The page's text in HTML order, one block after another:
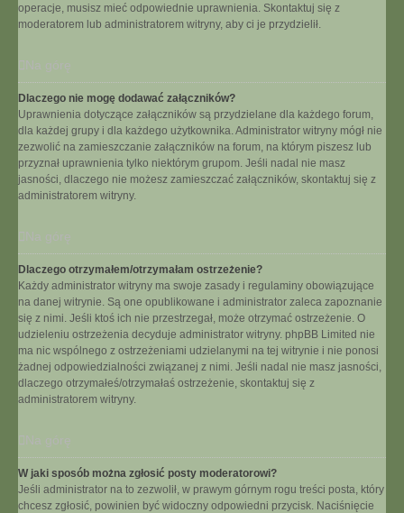
operacje, musisz mieć odpowiednie uprawnienia. Skontaktuj się z
moderatorem lub administratorem witryny, aby ci je przydzielił.
Na górę
Dlaczego nie mogę dodawać załączników?
Uprawnienia dotyczące załączników są przydzielane dla każdego forum,
dla każdej grupy i dla każdego użytkownika. Administrator witryny mógł nie
zezwolić na zamieszczanie załączników na forum, na którym piszesz lub
przyznał uprawnienia tylko niektórym grupom. Jeśli nadal nie masz
jasności, dlaczego nie możesz zamieszczać załączników, skontaktuj się z
administratorem witryny.
Na górę
Dlaczego otrzymałem/otrzymałam ostrzeżenie?
Każdy administrator witryny ma swoje zasady i regulaminy obowiązujące
na danej witrynie. Są one opublikowane i administrator zaleca zapoznanie
się z nimi. Jeśli ktoś ich nie przestrzegał, może otrzymać ostrzeżenie. O
udzieleniu ostrzeżenia decyduje administrator witryny. phpBB Limited nie
ma nic wspólnego z ostrzeżeniami udzielanymi na tej witrynie i nie ponosi
żadnej odpowiedzialności związanej z nimi. Jeśli nadal nie masz jasności,
dlaczego otrzymałeś/otrzymałaś ostrzeżenie, skontaktuj się z
administratorem witryny.
Na górę
W jaki sposób można zgłosić posty moderatorowi?
Jeśli administrator na to zezwolił, w prawym górnym rogu treści posta, który
chcesz zgłosić, powinien być widoczny odpowiedni przycisk. Naciśnięcie